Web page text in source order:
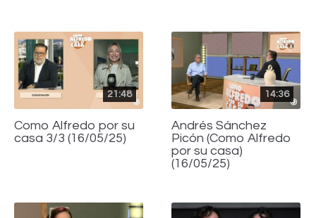
21:48
Como Alfredo por su
casa 3/3 (16/05/25)
14:36
Andrés Sánchez
Picón (Como Alfredo
por su casa)
(16/05/25)